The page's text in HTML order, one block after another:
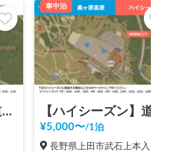
【オフシーズン】道の駅 美ヶ原高原
車中泊
¥5,000〜/1泊
長野県上田市武石上本入